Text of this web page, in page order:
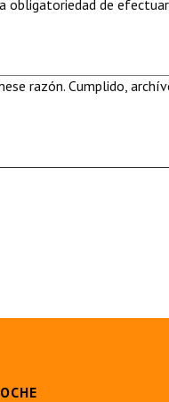
obligatoriedad de
razón. Cumplido,